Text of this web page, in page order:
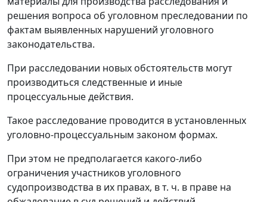
решения вопроса об уголовном преследовании по
фактам выявленных нарушений уголовного
законодательства.
При расследовании новых обстоятельств могут
производиться следственные и иные
процессуальные действия.
Такое расследование проводится в установленных
уголовно-процессуальным законом формах.
При этом не предполагается какого-либо
ограничения участников уголовного
судопроизводства в их правах, в т. ч. в праве на